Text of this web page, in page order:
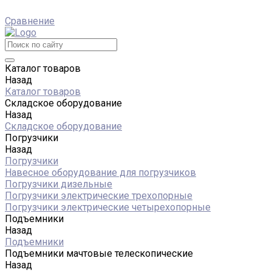
Сравнение
Каталог товаров
Назад
Каталог товаров
Складское оборудование
Назад
Складское оборудование
Погрузчики
Назад
Погрузчики
Навесное оборудование для погрузчиков
Погрузчики дизельные
Погрузчики электрические трехопорные
Погрузчики электрические четырехопорные
Подъемники
Назад
Подъемники
Подъемники мачтовые телескопические
Назад